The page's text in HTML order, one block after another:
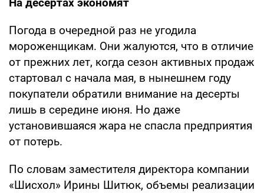
Погода в очередной раз не угодила
мороженщикам. Они жалуются, что в отличие
от прежних лет, когда сезон активных продаж
стартовал с начала мая, в нынешнем году
покупатели обратили внимание на десерты
лишь в середине июня. Но даже
установившаяся жара не спасла предприятия
от потерь.
По словам заместителя директора компании
«Шисхол» Ирины Шитюк, объемы реализации